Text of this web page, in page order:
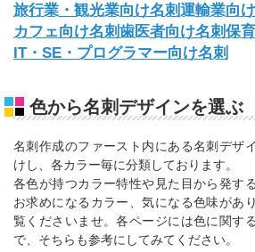
旅行業・観光業向け名刺運輸業向
カフェ向け名刺歯医者向け名刺保
IT・SE・プログラマー向け名刺
色から名刺デザインを選ぶ
名刺作成のファースト内にある名刺デザ
けし、各カラー毎に分類しております。
各色が持つカラー特性や見た目から発す
お求めになるカラー、気になる色味があ
覧くださいませ。各ページには色に関す
で、そちらも参考にしてみてください。